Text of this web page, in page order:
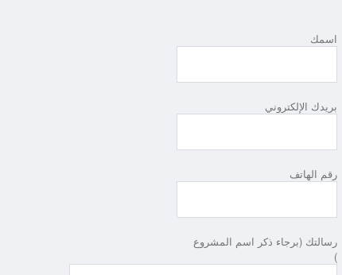
اسمك
بريدك الإلكتروني
رقم الهاتف
رسالتك (برجاء ذكر اسم المشروع
)